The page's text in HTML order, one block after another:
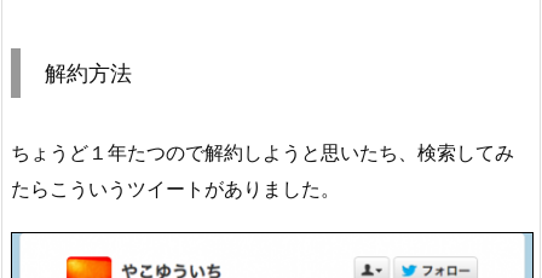
解約方法
ちょうど１年たつので解約しようと思いたち、検索してみ
たらこういうツイートがありました。